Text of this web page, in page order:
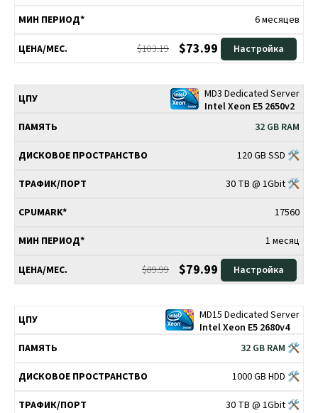
6 месяцев
$103.19 $73.99 Настройка
MD3 Dedicated Server
Intel Xeon E5 2650v2
32 GB RAM
120 GB SSD 🛠
30 TB @ 1Gbit 🛠
17560
1 месяц
$89.99 $79.99 Настройка
MD15 Dedicated Server
Intel Xeon E5 2680v4
32 GB RAM 🛠
1000 GB HDD 🛠
30 TB @ 1Gbit 🛠